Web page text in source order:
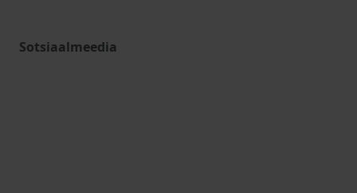
Sotsiaalmeedia